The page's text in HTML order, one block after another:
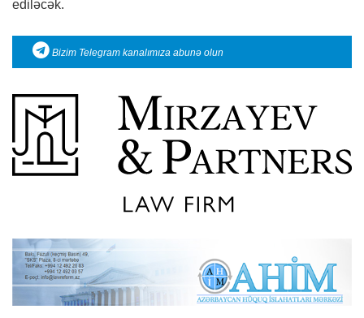
ediləcək.
Bizim Telegram kanalımıza abunə olun